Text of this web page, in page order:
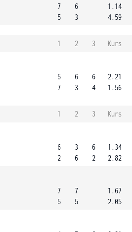
7
5
6
3
1.14
4.59
1 2 3
Kurs
5
7
6
3
6
4
2.21
1.56
1 2 3
Kurs
6
2
3
6
6
2
1.34
2.82
7
5
7
5
1.67
2.05